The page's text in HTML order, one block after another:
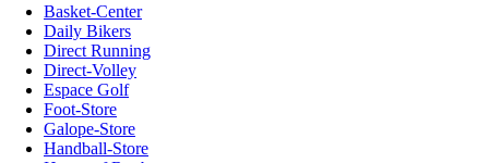
Basket-Center
Daily Bikers
Direct Running
Direct-Volley
Espace Golf
Foot-Store
Galope-Store
Handball-Store